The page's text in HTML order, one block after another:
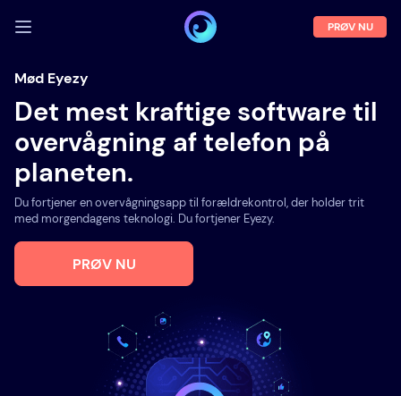
LOG IND
Demo
Funktioner
Om os
Blog
PRØV NU
Mød Eyezy
Det mest kraftige software til
overvågning af telefon på
planeten.
Du fortjener en overvågningsapp til forældrekontrol, der holder trit
med morgendagens teknologi. Du fortjener Eyezy.
PRØV NU